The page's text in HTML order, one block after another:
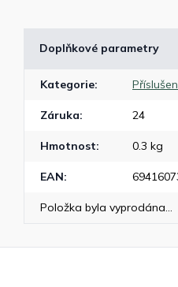
Doplňkové parametry
Kategorie:
Záruka: 24
Hmotnost: 0.3 kg
EAN:
Položka byla vyprodána…